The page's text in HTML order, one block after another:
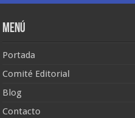
Menú
Portada
Comité Editorial
Blog
Contacto